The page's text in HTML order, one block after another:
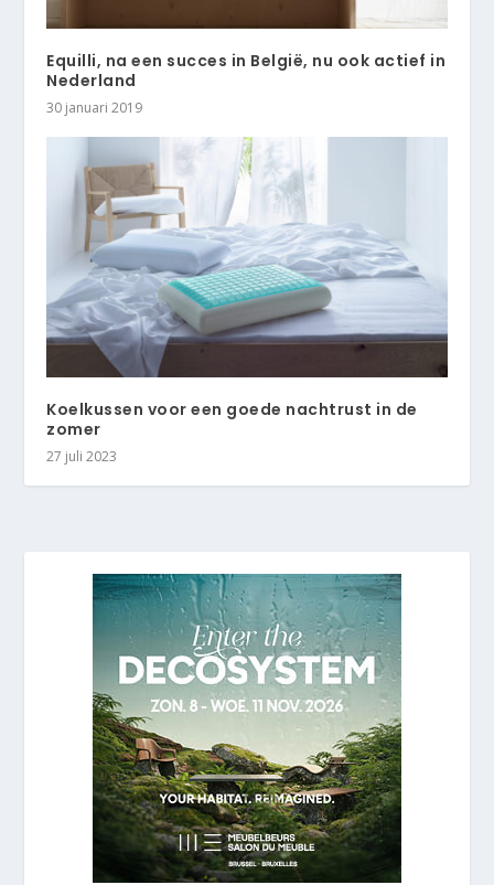
Equilli, na een succes in België, nu ook actief in
Nederland
30 januari 2019
Koelkussen voor een goede nachtrust in de
zomer
27 juli 2023